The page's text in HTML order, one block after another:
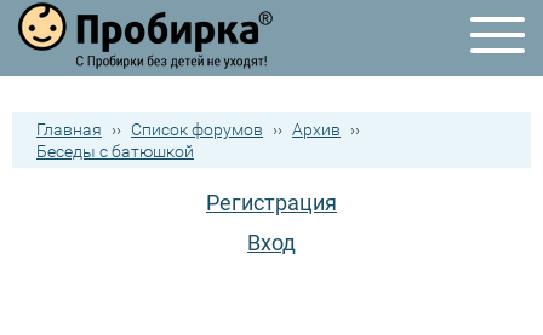
Главная ›› Список форумов ›› Архив
››
Беседы с батюшкой
Регистрация
Вход